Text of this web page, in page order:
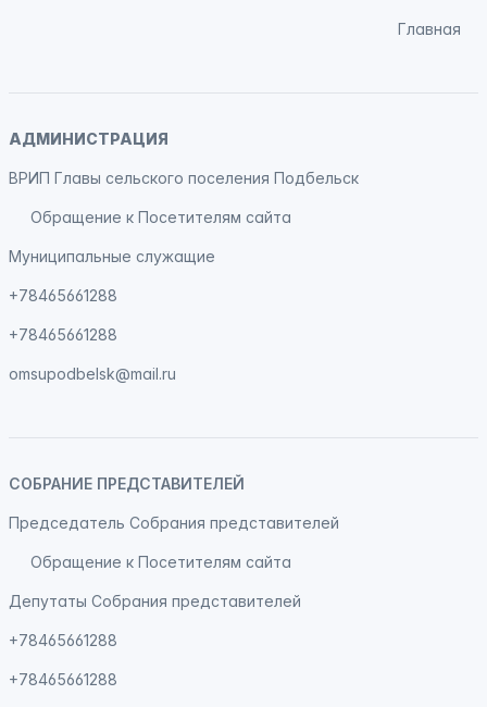
Главная
АДМИНИСТРАЦИЯ
ВРИП Главы сельского поселения Подбельск
Обращение к Посетителям сайта
Муниципальные служащие
+78465661288
+78465661288
omsupodbelsk@mail.ru
СОБРАНИЕ ПРЕДСТАВИТЕЛЕЙ
Председатель Собрания представителей
Обращение к Посетителям сайта
Депутаты Собрания представителей
+78465661288
+78465661288